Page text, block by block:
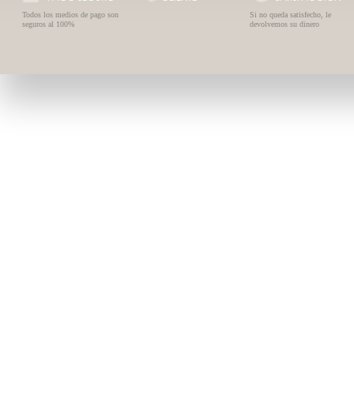
Todos los medios de pago son
seguros al 100%
Si no queda satisfecho, le
devolvemos su dinero